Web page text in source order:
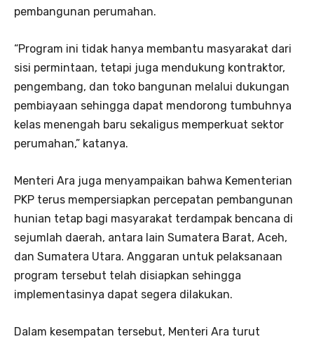
pembangunan perumahan.
“Program ini tidak hanya membantu masyarakat dari
sisi permintaan, tetapi juga mendukung kontraktor,
pengembang, dan toko bangunan melalui dukungan
pembiayaan sehingga dapat mendorong tumbuhnya
kelas menengah baru sekaligus memperkuat sektor
perumahan,” katanya.
Menteri Ara juga menyampaikan bahwa Kementerian
PKP terus mempersiapkan percepatan pembangunan
hunian tetap bagi masyarakat terdampak bencana di
sejumlah daerah, antara lain Sumatera Barat, Aceh,
dan Sumatera Utara. Anggaran untuk pelaksanaan
program tersebut telah disiapkan sehingga
implementasinya dapat segera dilakukan.
Dalam kesempatan tersebut, Menteri Ara turut